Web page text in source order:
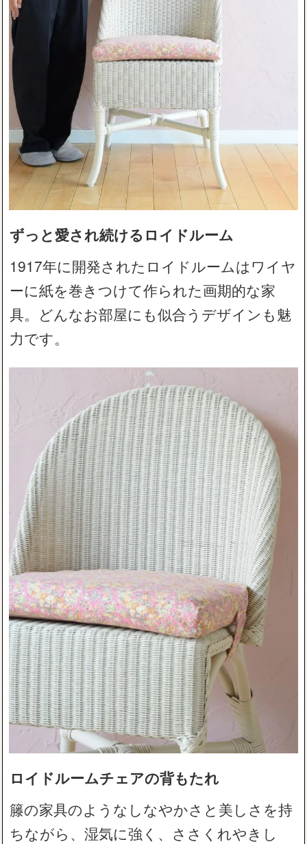
ずっと愛され続けるロイドルーム
1917年に開発されたロイドルームはワイヤ
ーに紙を巻きつけて作られた画期的な家
具。どんなお部屋にも似合うデザインも魅
力です。
ロイドルームチェアの背もたれ
籐の家具のようなしなやかさと美しさを持
ちながら、湿気に強く、ささくれやきし